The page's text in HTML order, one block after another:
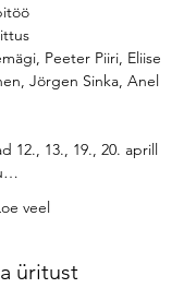
Peeter Piiri, Eliise
Jörgen Sinka, Anel
12., 13., 19., 20. aprill
veel
üritust